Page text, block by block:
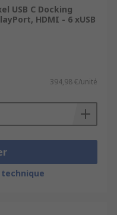
USB C Docking
HDMI - 6 xUSB
394,98 €/unité